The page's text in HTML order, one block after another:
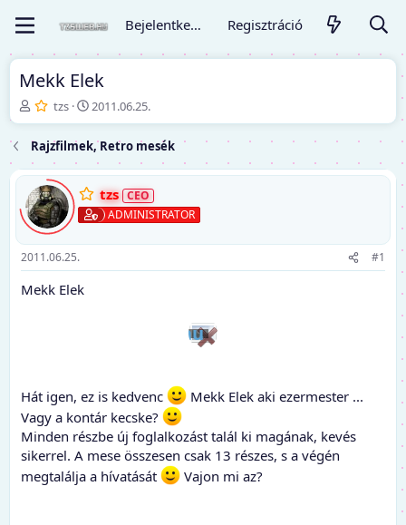
Bejelentkezés Regisztráció
Mekk Elek
T
é
m
a
i
n
d
í
t
ó
tzs
K
e
d
ő
á
t
2011.06.25.
Rajzfilmek, Retro mesék
tzs
ADMINISTRATOR
2011.06.25. #1
Mekk Elek
Hát igen, ez is kedvenc
Mekk Elek aki ezermester ...
Vagy a kontár kecske?
Minden részbe új foglalkozást talál ki magának, kevés
sikerrel. A mese összesen csak 13 részes, s a végén
megtalálja a hívatását
Vajon mi az?